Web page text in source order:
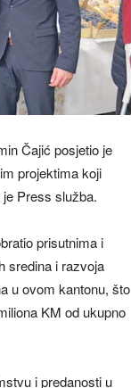
Čajić posjetio je
projektima koji
Press služba.
prisutnima i
sredina i razvoja
u ovom kantonu, što
KM od ukupno
i predanosti u